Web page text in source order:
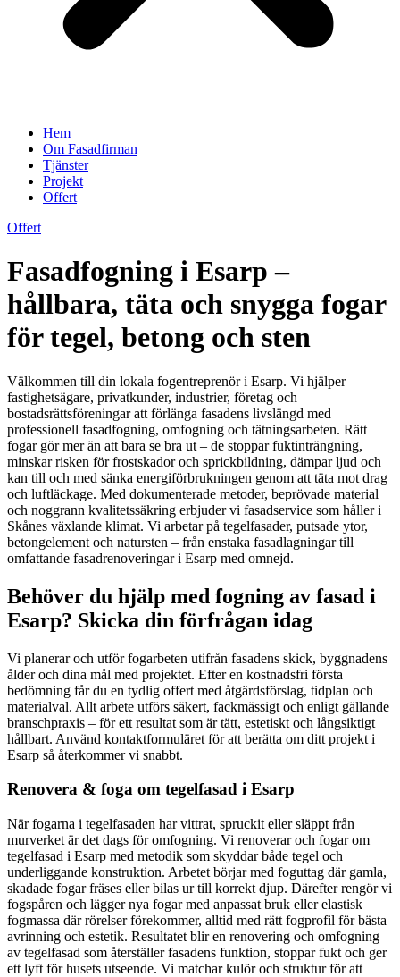
Hem
Om Fasadfirman
Tjänster
Projekt
Offert
Offert
Fasadfogning i Esarp –
hållbara, täta och snygga fogar
för tegel, betong och sten
Välkommen till din lokala fogentreprenör i Esarp. Vi hjälper
fastighetsägare, privatkunder, industrier, företag och
bostadsrättsföreningar att förlänga fasadens livslängd med
professionell fasadfogning, omfogning och tätningsarbeten. Rätt
fogar gör mer än att bara se bra ut – de stoppar fuktinträngning,
minskar risken för frostskador och sprickbildning, dämpar ljud och
kan till och med sänka energiförbrukningen genom att täta mot drag
och luftläckage. Med dokumenterade metoder, beprövade material
och noggrann kvalitetssäkring erbjuder vi fasadservice som håller i
Skånes växlande klimat. Vi arbetar på tegelfasader, putsade ytor,
betongelement och natursten – från enstaka fasadlagningar till
omfattande fasadrenoveringar i Esarp med omnejd.
Behöver du hjälp med fogning av fasad i
Esarp? Skicka din förfrågan idag
Vi planerar och utför fogarbeten utifrån fasadens skick, byggnadens
ålder och dina mål med projektet. Efter en kostnadsfri första
bedömning får du en tydlig offert med åtgärdsförslag, tidplan och
materialval. Allt arbete utförs säkert, fackmässigt och enligt gällande
branschpraxis – för ett resultat som är tätt, estetiskt och långsiktigt
hållbart. Använd kontaktformuläret för att berätta om ditt projekt i
Esarp så återkommer vi snabbt.
Renovera & foga om tegelfasad i Esarp
När fogarna i tegelfasaden har vittrat, spruckit eller släppt från
murverket är det dags för omfogning. Vi renoverar och fogar om
tegelfasad i Esarp med metodik som skyddar både tegel och
underliggande konstruktion. Arbetet börjar med foguttag där gamla,
skadade fogar fräses eller bilas ur till korrekt djup. Därefter rengör vi
fogspåren och lägger nya fogar med anpassat bruk eller elastisk
fogmassa där rörelser förekommer, alltid med rätt fogprofil för bästa
avrinning och estetik. Resultatet blir en renovering och omfogning
av tegelfasad som återställer fasadens funktion, stoppar fukt och ger
ett lyft för husets utseende. Vi matchar kulör och struktur för att